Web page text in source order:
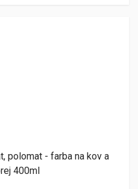
polomat - farba na kov a
400ml